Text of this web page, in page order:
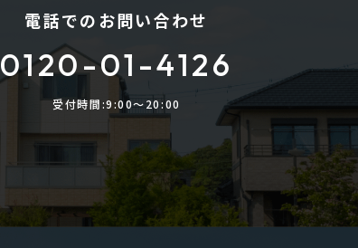
電話でのお問い合わせ
0120-01-4126
受付時間:9:00〜20:00